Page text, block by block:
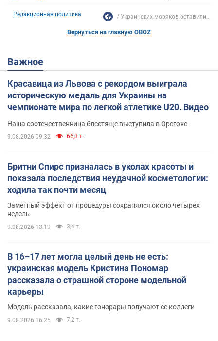
Редакционная политика Украинских моряков оставили...
Вернуться на главную OBOZ
Важное
Красавица из Львова с рекордом выиграла
историческую медаль для Украины на
чемпионате мира по легкой атлетике U20. Видео
Наша соотечественница блестяще выступила в Орегоне
9.08.2026 09:32 66,3 т.
Бритни Спирс призналась в уколах красоты и
показала последствия неудачной косметологии:
ходила так почти месяц
Заметный эффект от процедуры сохранялся около четырех
недель
9.08.2026 13:19 3,4 т.
В 16–17 лет могла целый день не есть:
украинская модель Кристина Пономар
рассказала о страшной стороне модельной
карьеры
Модель рассказала, какие гонорары получают ее коллеги
9.08.2026 16:25 7,2 т.